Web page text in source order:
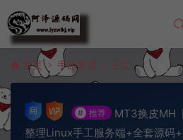
首页 手游资源 正文
# 推荐
MT3换皮MH
整理Linux手工服务端+全套源码